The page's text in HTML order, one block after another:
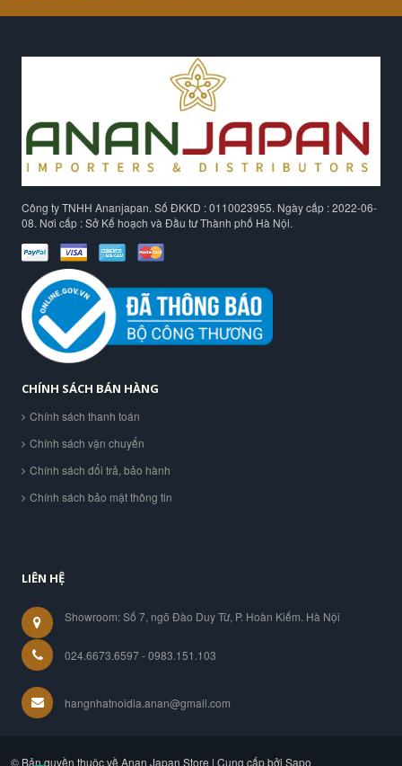
Công ty TNHH Ananjapan. Số ĐKKD : 0110023955. Ngày cấp : 2022-06-
08. Nơi cấp : Sở Kế hoạch và Đầu tư Thành phố Hà Nội.
CHÍNH SÁCH BÁN HÀNG
Chính sách thanh toán
Chính sách vận chuyển
Chính sách đổi trả, bảo hành
Chính sách bảo mật thông tin
LIÊN HỆ
Showroom: Số 7, ngõ Đào Duy Từ, P. Hoàn Kiếm. Hà Nội
024.6673.6597 - 0983.151.103
hangnhatnoidia.anan@gmail.com
© Bản quyền thuộc về Anan Japan Store | Cung cấp bởi Sapo